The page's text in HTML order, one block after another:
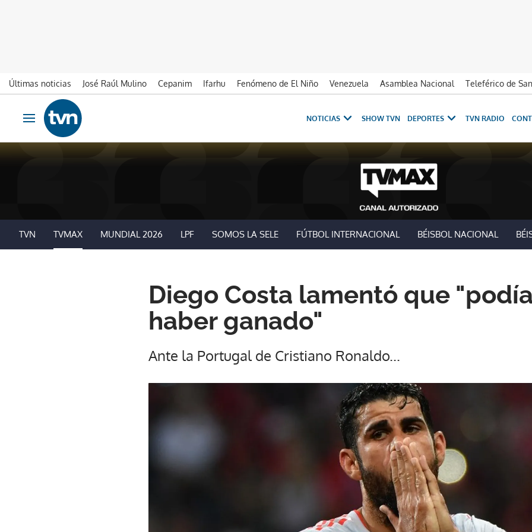
Últimas noticias José Raúl Mulino Cepanim Ifarhu Fenómeno de El Niño Venezuela Asamblea Nacional
Teleférico de
Ir al contenido
Obrir navegació
NOTICIAS SHOW TVN DEPORTES TVN RADIO
TVN TVMAX MUNDIAL 2026 LPF SOMOS LA SELE FÚTBOL INTERNACIONAL BÉISBOL NACIONAL
Diego Costa lamentó que
haber ganado"
Ante la Portugal de Cristiano Ronaldo...